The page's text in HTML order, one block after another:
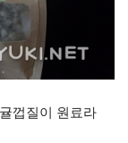
껍질이 원료라